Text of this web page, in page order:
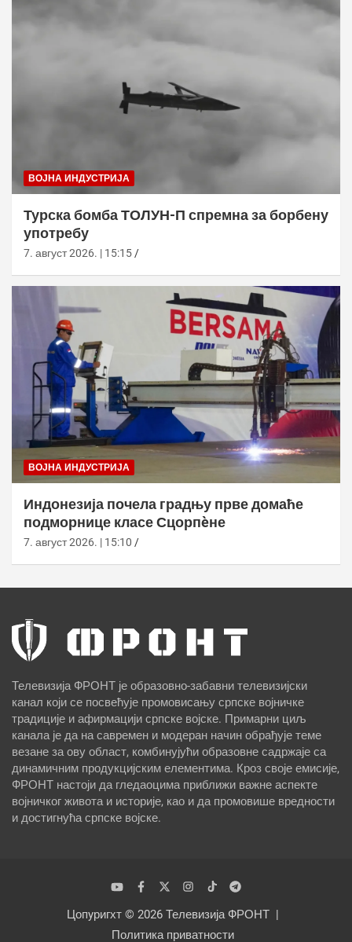
ВОЈНА ИНДУСТРИЈА
Турска бомба ТОЛУН-П спремна за борбену
употребу
7. август 2026. | 15:15
ВОЈНА ИНДУСТРИЈА
Индонезија почела градњу прве домаће
подморнице класе Сцорпèне
7. август 2026. | 15:10
Телевизија ФРОНТ је образовно-забавни телевизијски
канал који се посвећује промовисању српске војничке
традиције и афирмацији српске војске. Примарни циљ
канала је да на савремен и модеран начин обрађује теме
везане за ову област, комбинујући образовне садржаје са
динамичним продукцијским елементима. Кроз своје емисије,
ФРОНТ настоји да гледаоцима приближи важне аспекте
војничког живота и историје, као и да промовише вредности
и достигнућа српске војске.
Цопyригхт © 2026 Телевизија ФРОНТ
Политика приватности